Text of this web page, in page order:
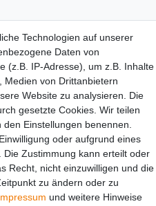
Technologien auf unserer
Daten von
(z.B. IP-Adresse), um z.B. Inhalte
Medien von Drittanbietern
Website zu analysieren. Die
gesetzte Cookies. Wir teilen
Einstellungen benennen.
oder aufgrund eines
Zustimmung kann erteilt oder
Recht, nicht einzuwilligen und die
zu ändern oder zu
und weitere Hinweise